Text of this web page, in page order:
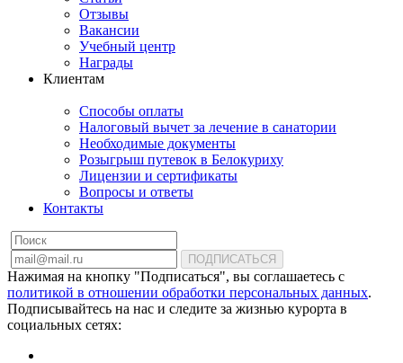
Отзывы
Вакансии
Учебный центр
Награды
Клиентам
Способы оплаты
Налоговый вычет за лечение в санатории
Необходимые документы
Розыгрыш путевок в Белокуриху
Лицензии и сертификаты
Вопросы и ответы
Контакты
ПОДПИСАТЬСЯ
Нажимая на кнопку "Подписаться", вы соглашаетесь с
политикой в отношении обработки персональных данных.
Подписывайтесь на нас и следите за жизнью курорта в
социальных сетях: